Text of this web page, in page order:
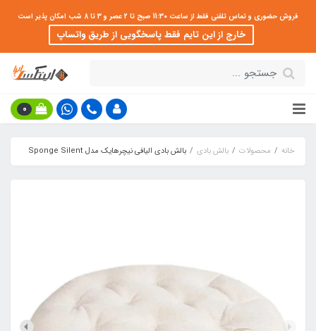
فروش حضوری و تماس تلفنی فقط از ساعت 11:30 صبح تا 2 عصر و 3 تا 8 شب امکان پذیر است
خارج از این تایم فقط پاسخگویی از طریق واتساپ
0
خانه محصولات بالش بادی بالش بادی الیافی نیچرهایک مدل Sponge Silent